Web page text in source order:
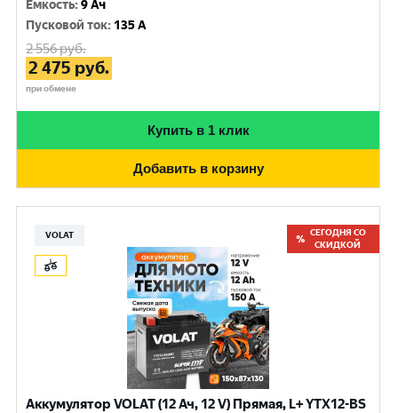
Емкость:9 Ач
Пусковой ток: 135 A
2 556руб.
2 475 руб.
при обмене
Купить в 1 клик
Добавить в корзину
VOLAT
СЕГОДНЯ СО
СКИДКОЙ
Аккумулятор VOLAT (12 Ач, 12 V) Прямая, L+ YTX12-BS